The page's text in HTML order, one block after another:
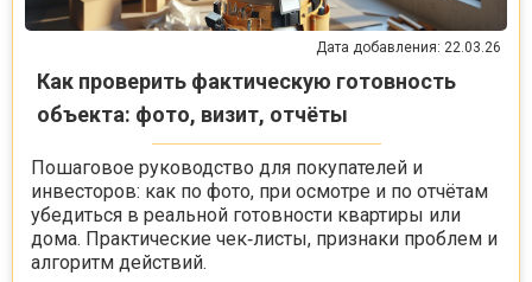
Дата добавления: 22.03.26
Как проверить фактическую готовность
объекта: фото, визит, отчёты
Пошаговое руководство для покупателей и
инвесторов: как по фото, при осмотре и по отчётам
убедиться в реальной готовности квартиры или
дома. Практические чек‑листы, признаки проблем и
алгоритм действий.